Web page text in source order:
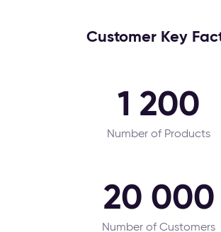
Customer Key
1 200
Number of Products
20 000
Number of Customers